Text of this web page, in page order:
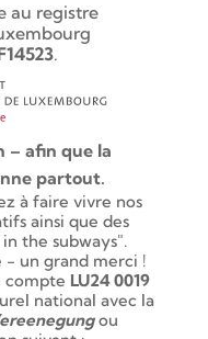
au registre
.
– afin que la
partout.
à faire vivre nos
ainsi que des
the subways".
un grand merci !
compte LU24 0019
national avec la
ou